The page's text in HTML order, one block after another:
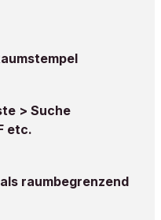
> Suche
etc.
raumbegrenzend